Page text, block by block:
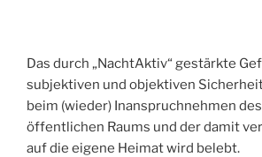
Das durch „NachtAktiv“ gestärkte
subjektiven und objektiven
beim (wieder) Inanspruchnehmen
öffentlichen Raums und der damit
auf die eigene Heimat wird belebt.